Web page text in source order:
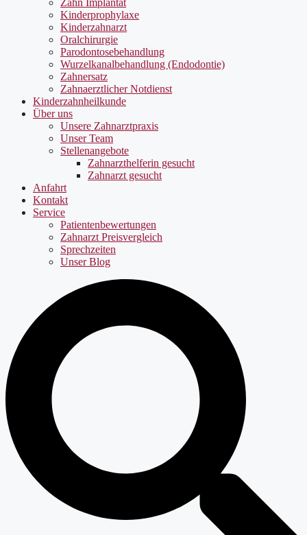
Zahn Implantat
Kinderprophylaxe
Kinderzahnarzt
Oralchirurgie
Parodontosebehandlung
Wurzelkanalbehandlung (Endodontie)
Zahnersatz
Zahnaerztlicher Notdienst
Kinderzahnheilkunde
Über uns
Unsere Zahnarztpraxis
Unser Team
Stellenangebote
Zahnarzthelferin gesucht
Zahnarzt gesucht
Anfahrt
Kontakt
Service
Patientenbewertungen
Zahnarzt Preisvergleich
Sprechzeiten
Unser Blog